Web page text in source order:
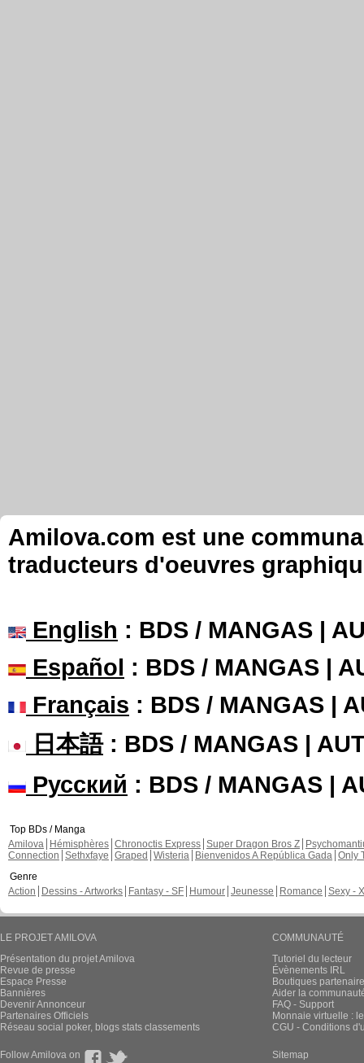
Amilova.com est une
traducteurs d'oeuvres
English : BDS / MANGAS |
Español : BDS / MANGAS |
Français : BDS / MANGAS |
日本語: BDS / MANGAS |
Русский : BDS / MANGAS |
Top BDs / Manga
Amilova
Hémisphères Chronoctis Express Super Dragon Bros Z
Connection Sethxfaye Graped Wisteria Bienvenidos A República Gada Only
Genre
Action
Dessins - Artworks Fantasy - SF Humour Jeunesse Romance Sexy -
LE PROJET AMILOVA
Présentation du projet Amilova
Revue de presse
Espace Presse
Bannières
Devenir Annonceur
Partenaires Officiels
Réseau social poker, blogs stats classements
COMMUNAUTÉ
Tutoriel du lecteur
Évènements IRL
Boutiques
Aider la
FAQ - Support
Monnaie virtuelle :
CGU - Conditions
Follow Amilova on Sitemap